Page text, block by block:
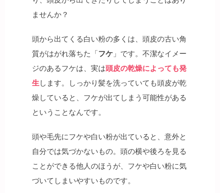
ませんか？
頭から出てくる白い粉の多くは、頭皮の古い角
質がはがれ落ちた「フケ 」です。不潔なイメー
ジのあるフケは、実は頭皮の乾燥によっても発
生 します。しっかり髪を洗っていても頭皮が乾
燥していると、フケが出てしまう可能性がある
ということなんです。
頭や毛先にフケや白い粉が出ていると、意外と
自分では気づかないもの。頭の横や後ろを見る
ことができる他人のほうが、フケや白い粉に気
づいてしまいやすいものです。